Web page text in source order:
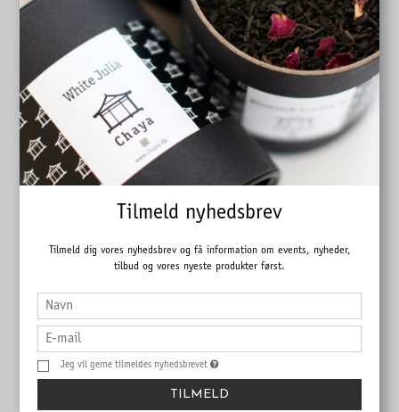
Orange Kvæde
Tilmeld nyhedsbrev
Tilmeld dig vores nyhedsbrev og få information om events, nyheder,
tilbud og vores nyeste produkter først.
Jeg vil gerne tilmeldes nyhedsbrevet
TILMELD